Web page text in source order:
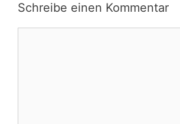
Schreibe einen Kommentar